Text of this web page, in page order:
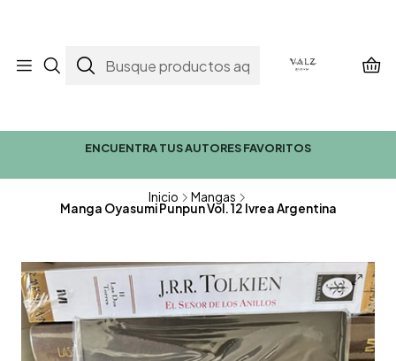
ENCUENTRA TUS AUTORES FAVORITOS
Inicio Mangas
Manga Oyasumi Punpun Vol. 12 Ivrea Argentina